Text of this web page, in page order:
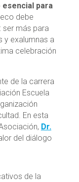
para
debe
ser más para
y exalumnas a
celebración
de la carrera
Escuela
En esta
Dr.
del diálogo
de la